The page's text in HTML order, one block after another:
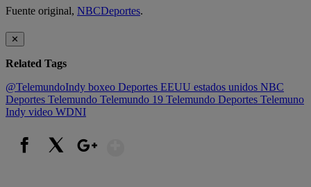
Fuente original, NBCDeportes.
✕
Related Tags
@TelemundoIndy boxeo Deportes EEUU estados unidos NBC
Deportes Telemundo Telemundo 19 Telemundo Deportes Telemuno
Indy video WDNI